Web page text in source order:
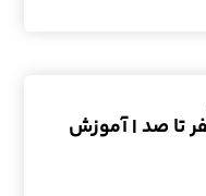
تا صد | آموزش